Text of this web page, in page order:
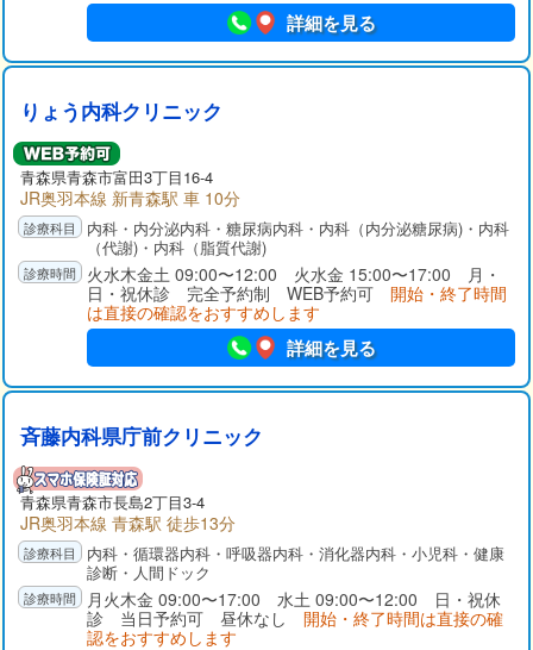
詳細を見る
りょう内科クリニック
青森県青森市富田3丁目16-4
JR奥羽本線 新青森駅 車 10分
内科・内分泌内科・糖尿病内科・内科（内分泌糖尿病)・内科
（代謝)・内科（脂質代謝)
火水木金土 09:00〜12:00 火水金 15:00〜17:00 月・
日・祝休診 完全予約制 WEB予約可 開始・終了時間
は直接の確認をおすすめします
詳細を見る
斉藤内科県庁前クリニック
青森県青森市長島2丁目3-4
JR奥羽本線 青森駅 徒歩13分
内科・循環器内科・呼吸器内科・消化器内科・小児科・健康
診断・人間ドック
月火木金 09:00〜17:00 水土 09:00〜12:00 日・祝休
診 当日予約可 昼休なし 開始・終了時間は直接の確
認をおすすめします